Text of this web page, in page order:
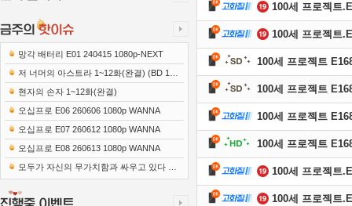
망각 배터리 E01 240415 1080p-NEXT
저 너머의 아스트라 1~12화(완결) (BD 192
0x1080 x265-10Bit FLACx2)
현자의 손자 1~12화(완결)
오십프로 E06 260606 1080p WANNA
오십프로 E07 260612 1080p WANNA
오십프로 E08 260613 1080p WANNA
모두가 자신의 무가치함과 싸우고 있다 E0
100세 프로젝트
100세 프로젝트
100세 프로젝트
100세 프로젝트
100세 프로젝트
100세 프로젝트
100세 프로젝트
100세 프로젝트